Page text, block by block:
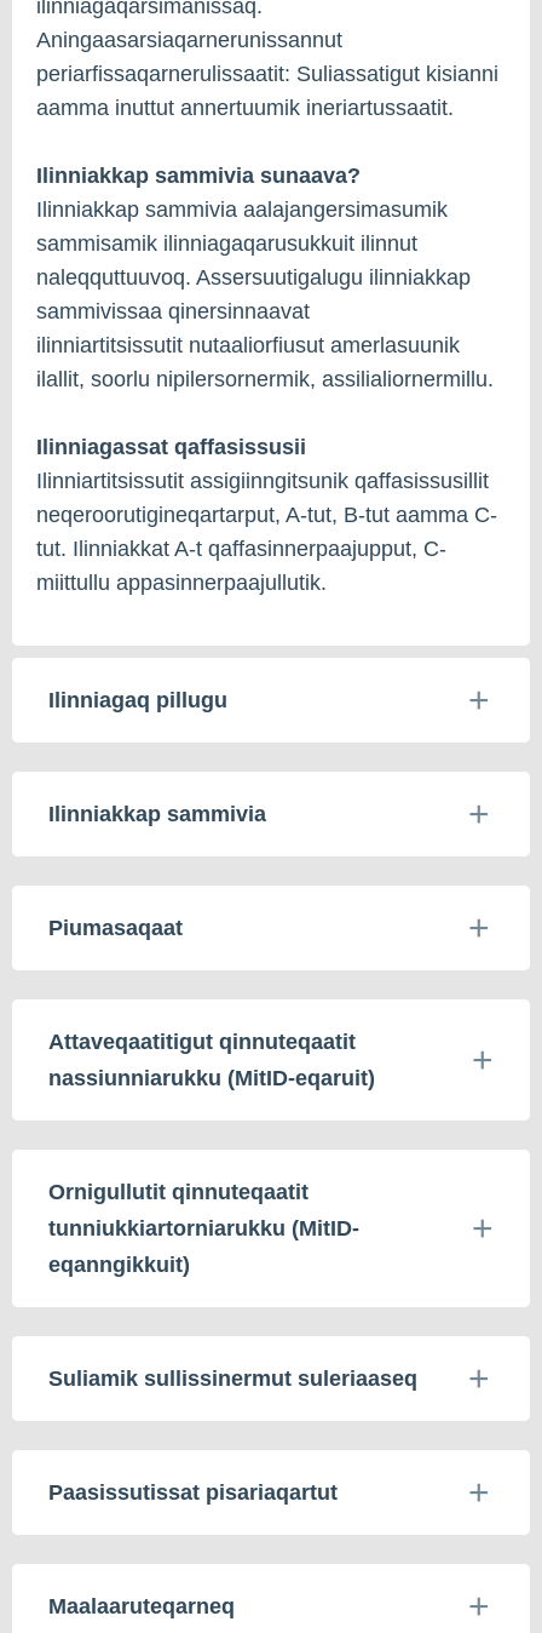
ilinniagaqarsimanissaq.
Aningaasarsiaqarnerunissannut
periarfissaqarnerulissaatit: Suliassatigut kisianni
aamma inuttut annertuumik ineriartussaatit.
Ilinniakkap sammivia sunaava?
Ilinniakkap sammivia aalajangersimasumik
sammisamik ilinniagaqarusukkuit ilinnut
naleqquttuuvoq. Assersuutigalugu ilinniakkap
sammivissaa qinersinnaavat
ilinniartitsissutit nutaaliorfiusut amerlasuunik
ilallit, soorlu nipilersornermik, assilialiornermillu.
Ilinniagassat qaffasissusii
Ilinniartitsissutit assigiinngitsunik qaffasissusillit
neqeroorutigineqartarput, A-tut, B-tut aamma C-
tut. Ilinniakkat A-t qaffasinnerpaajupput, C-
miittullu appasinnerpaajullutik.
Ilinniagaq pillugu
Ilinniakkap sammivia
Piumasaqaat
Attaveqaatitigut qinnuteqaatit
nassiunniarukku (MitID-eqaruit)
Ornigullutit qinnuteqaatit
tunniukkiartorniarukku (MitID-
eqanngikkuit)
Suliamik sullissinermut suleriaaseq
Paasissutissat pisariaqartut
Maalaaruteqarneq